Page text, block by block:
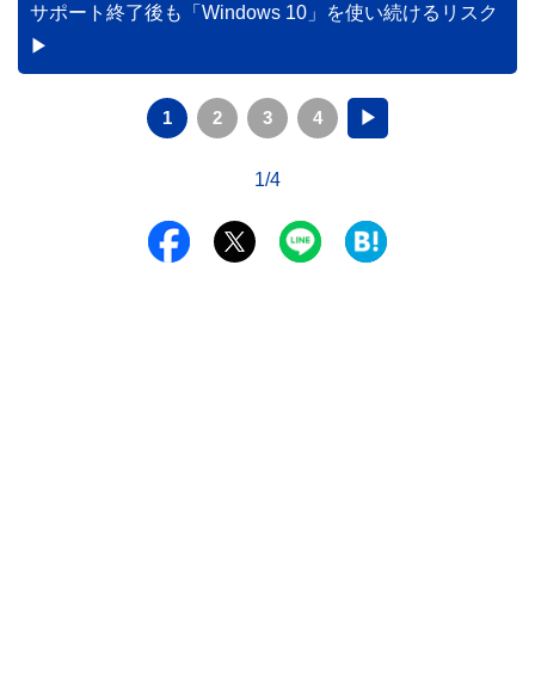
サポート終了後も「Windows 10」を使い続けるリスク
1 2 3 4 ▶
1/4